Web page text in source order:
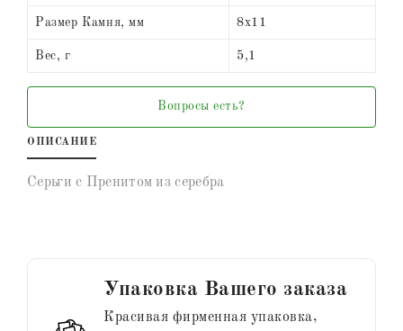
Размер Камня, мм 8х11
Вес, г 5,1
Вопросы есть?
ОПИСАНИЕ
Серьги с Пренитом из серебра
Упаковка Вашего заказа
Красивая фирменная упаковка,